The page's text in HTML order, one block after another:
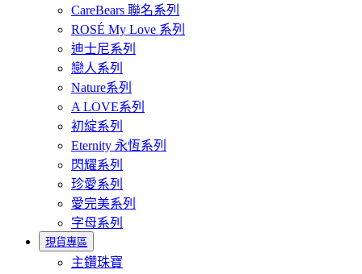
CareBears 聯名系列
ROSÉ My Love 系列
迪士尼系列
戀人系列
Nature系列
A LOVE系列
初綻系列
Eternity 永恆系列
閃耀系列
珍愛系列
愛完美系列
字母系列
現貨專區
主鑽珠寶